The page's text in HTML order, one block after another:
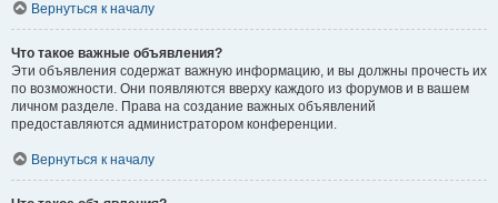
Вернуться к началу
Что такое важные объявления?
Эти объявления содержат важную информацию, и вы должны прочесть их
по возможности. Они появляются вверху каждого из форумов и в вашем
личном разделе. Права на создание важных объявлений
предоставляются администратором конференции.
Вернуться к началу